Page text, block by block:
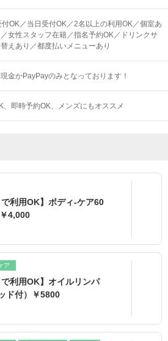
OK／当日受付OK／2名以上の利用OK／個室あ
女性スタッフ在籍／指名予約OK／ドリンクサ
えあり／都度払いメニューあり
金かPayPayのみとなっております！
即時予約OK メンズにもオススメ
で利用OK】ボディ-ケア60
4,000
ア
で利用OK】オイルリンパ
ド付）￥5800